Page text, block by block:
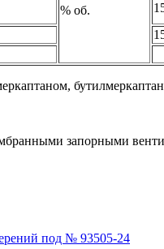
% об.
запорными
под № 93505-24